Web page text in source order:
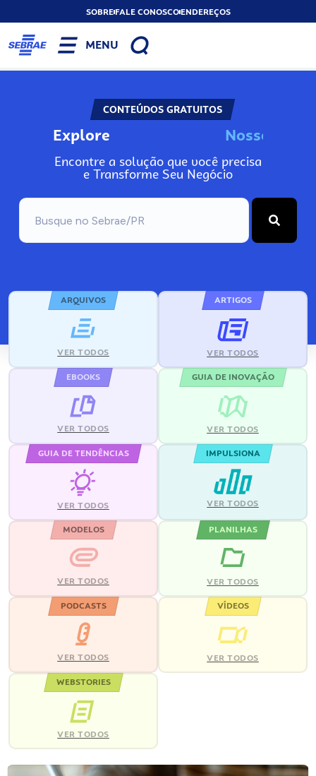
SOBREFALE CONOSCOENDEREÇOS
MENU
CONTEÚDOS GRATUITOS
Explore No
Encontre a solução que você precisa
e Transforme Seu Negócio
ARQUIVOS
VER TODOS
ARTIGOS
VER TODOS
EBOOKS
VER TODOS
GUIA DE INOVAÇÃO
VER TODOS
GUIA DE TENDÊNCIAS
VER TODOS
IMPULSIONA
VER TODOS
MODELOS
VER TODOS
PLANILHAS
VER TODOS
PODCASTS
VER TODOS
VÍDEOS
VER TODOS
WEBSTORIES
VER TODOS